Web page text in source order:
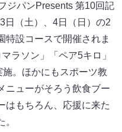
ジパンPresents 第10回記
日（土）、4日（日）の2
特設コースで開催されま
ラソン」「ペア5キロ」
施。ほかにもスポーツ教
ニューがそろう飲食ブー
はもちろん、応援に来た